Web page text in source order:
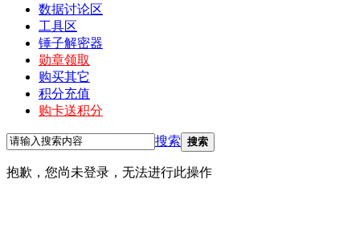
数据讨论区
工具区
锤子解密器
勋章领取
购买其它
积分充值
购卡送积分
搜索 搜索
抱歉，您尚未登录，无法进行此操作